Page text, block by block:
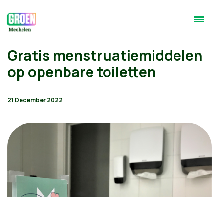
Gratis menstruatiemiddelen
op openbare toiletten
21 December 2022